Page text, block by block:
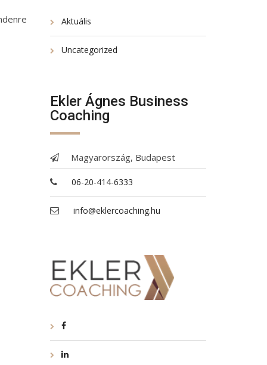
Aktuális
Uncategorized
Ekler Ágnes Business
Coaching
Magyarország, Budapest
06-20-414-6333
info@eklercoaching.hu